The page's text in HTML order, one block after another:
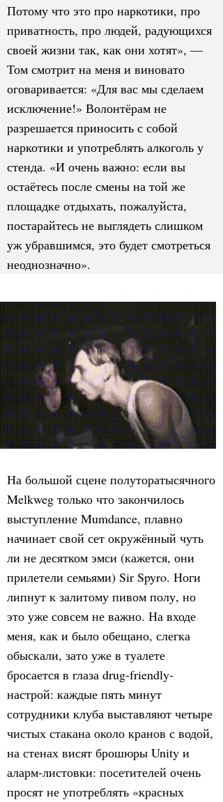
Потому что это про наркотики, про
приватность, про людей, радующихся
своей жизни так, как они хотят», —
Том смотрит на меня и виновато
оговаривается: «Для вас мы сделаем
исключение!» Волонтёрам не
разрешается приносить с собой
наркотики и употреблять алкоголь у
стенда. «И очень важно: если вы
остаётесь после смены на той же
площадке отдыхать, пожалуйста,
постарайтесь не выглядеть слишком
уж убравшимся, это будет смотреться
неоднозначно».
На большой сцене полуторатысячного
Melkweg только что закончилось
выступление Mumdance, плавно
начинает свой сет окружённый чуть
ли не десятком эмси (кажется, они
прилетели семьями) Sir Spyro. Ноги
липнут к залитому пивом полу, но
это уже совсем не важно. На входе
меня, как и было обещано, слегка
обыскали, зато уже в туалете
бросается в глаза drug-friendly-
настрой: каждые пять минут
сотрудники клуба выставляют четыре
чистых стакана около кранов с водой,
на стенах висят брошюры Unity и
аларм-листовки: посетителей очень
просят не употреблять «красных